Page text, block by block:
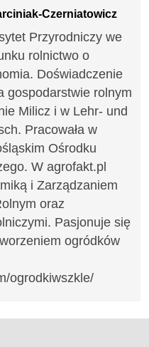
Czerniatowicz
Przyrodniczy we
rolnictwo o
Doświadczenie
gospodarstwie rolnym
Milicz i w Lehr- und
Pracowała w
Ośrodku
W agrofakt.pl
i Zarządzaniem
oraz
Pasjonuje się
ogródków
ogrodkiwszkle/